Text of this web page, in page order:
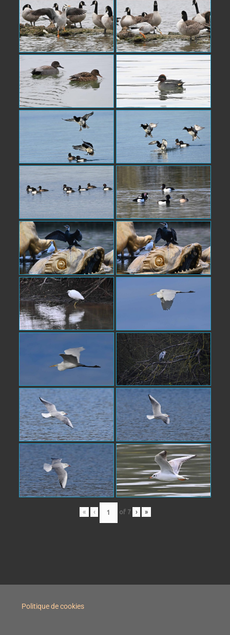
« ‹ of 7 › »
Politique de cookies